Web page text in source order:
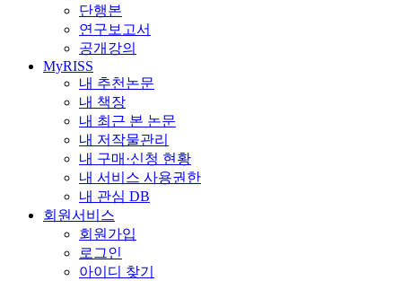
단행본
연구보고서
공개강의
MyRISS
내 추천논문
내 책장
내 최근 본 논문
내 저작물관리
내 구매·신청 현황
내 서비스 사용권한
내 관심 DB
회원서비스
회원가입
로그인
아이디 찾기